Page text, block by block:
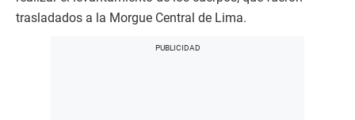
trasladados a la Morgue Central de Lima.